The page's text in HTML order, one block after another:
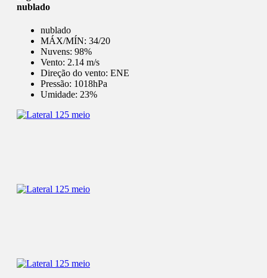
nublado
nublado
MÁX/MÍN: 34/20
Nuvens: 98%
Vento: 2.14 m/s
Direção do vento: ENE
Pressão: 1018hPa
Umidade: 23%